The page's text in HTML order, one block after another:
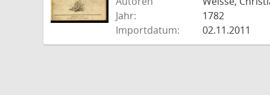
Jahr:
1782
Importdatum:
02.11.2011